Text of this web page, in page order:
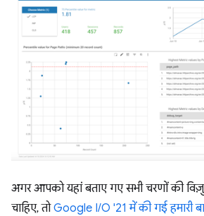
अगर आपको यहां बताए गए सभी चरणों की
चाहिए, तोGoogle I/O '21 में की गई हमारी